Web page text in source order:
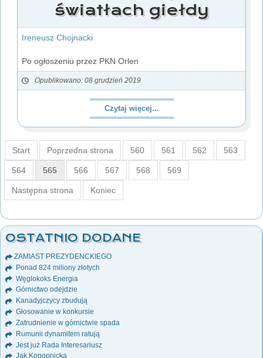
światłach giełdy
Ireneusz Chojnacki
Po ogłoszeniu przez PKN Orlen
Opublikowano: 08 grudzień 2019
Czytaj więcej...
Start Poprzedna strona 560 561 562 563
564 565 566 567 568 569
Następna strona Koniec
OSTATNIO DODANE
ZAMIAST PREZYDENCKIEGO
Ponad 824 miliony złotych
Węglokoks Energia
Górnictwo odejdzie
Kanadyjczycy zbudują
Głosowanie w konkursie
Zatrudnienie w górnictwie spada
Rumunii dynamitem ratują
Jest już Rada Interesariusz
Jak Konopnicka